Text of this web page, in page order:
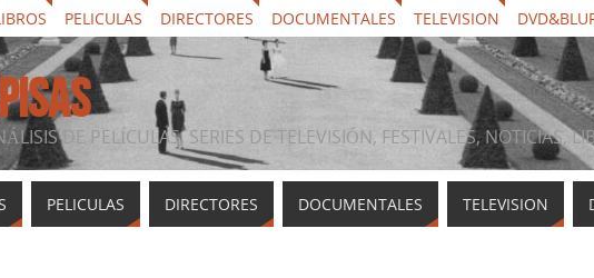
PELICULAS DIRECTORES DOCUMENTALES TELEVISION
DE PELÍCULAS, SERIES DE TELEVISIÓN, FESTIVALES, NOTICIAS,
PELICULAS DIRECTORES DOCUMENTALES TELEVISION